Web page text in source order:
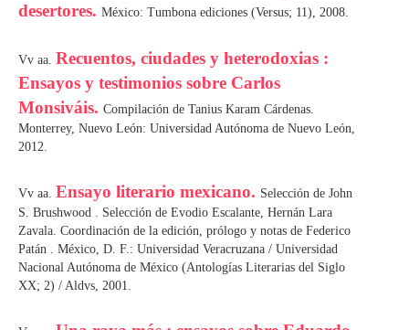
desertores. México: Tumbona ediciones (Versus; 11), 2008.
Vv aa. Recuentos, ciudades y heterodoxias :
Ensayos y testimonios sobre Carlos
Monsiváis. Compilación de Tanius Karam Cárdenas.
Monterrey, Nuevo León: Universidad Autónoma de Nuevo León,
2012.
Vv aa. Ensayo literario mexicano. Selección de John
S. Brushwood . Selección de Evodio Escalante, Hernán Lara
Zavala. Coordinación de la edición, prólogo y notas de Federico
Patán . México, D. F.: Universidad Veracruzana / Universidad
Nacional Autónoma de México (Antologías Literarias del Siglo
XX; 2) / Aldvs, 2001.